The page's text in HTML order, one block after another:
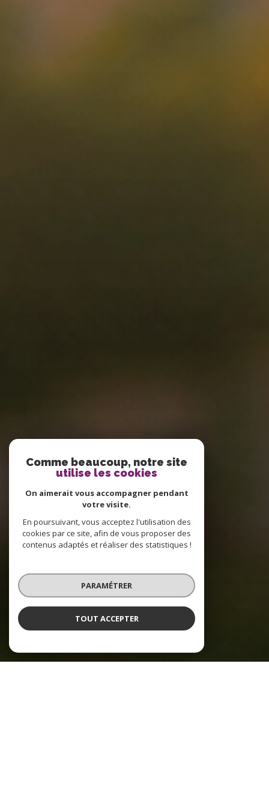
Comme beaucoup, notre site
utilise les cookies
On aimerait vous accompagner pendant
votre visite.
En poursuivant, vous acceptez l'utilisation des
cookies par ce site, afin de vous proposer des
contenus adaptés et réaliser des statistiques !
PARAMÉTRER
TOUT ACCEPTER